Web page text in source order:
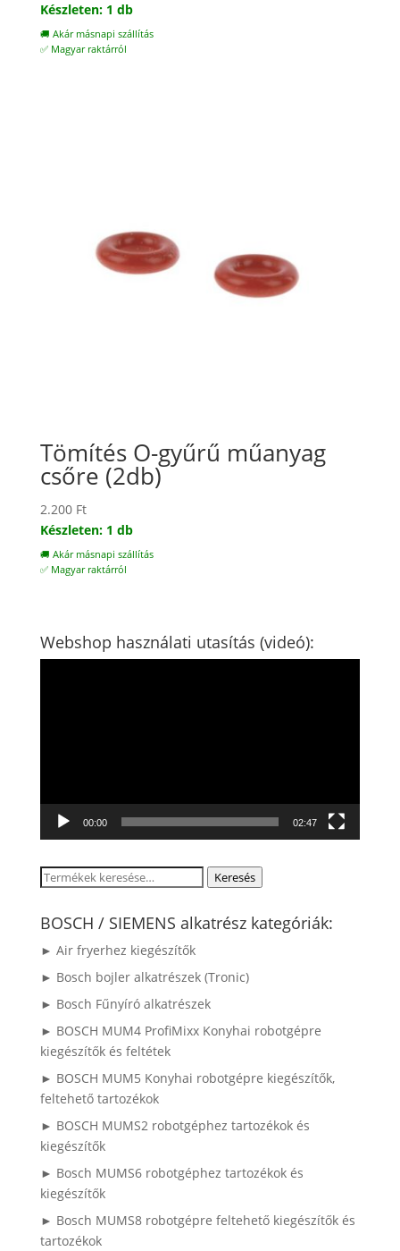
price
was:
5.500 Ft.
is:
Készleten: 1 db
🚚 Akár másnapi szállítás
✅ Magyar raktárról
Tömítés O-gyűrű műanyag
csőre (2db)
2.200 Ft
Készleten: 1 db
🚚 Akár másnapi szállítás
✅ Magyar raktárról
Webshop használati utasítás (videó):
00:00 02:47
Keresés
következőre:
Keresés
BOSCH / SIEMENS alkatrész kategóriák:
► Air fryerhez kiegészítők
► Bosch bojler alkatrészek (Tronic)
► Bosch Fűnyíró alkatrészek
► BOSCH MUM4 ProfiMixx Konyhai robotgépre
kiegészítők és feltétek
► BOSCH MUM5 Konyhai robotgépre kiegészítők,
feltehető tartozékok
► BOSCH MUMS2 robotgéphez tartozékok és
kiegészítők
► Bosch MUMS6 robotgéphez tartozékok és
kiegészítők
► Bosch MUMS8 robotgépre feltehető kiegészítők és
tartozékok